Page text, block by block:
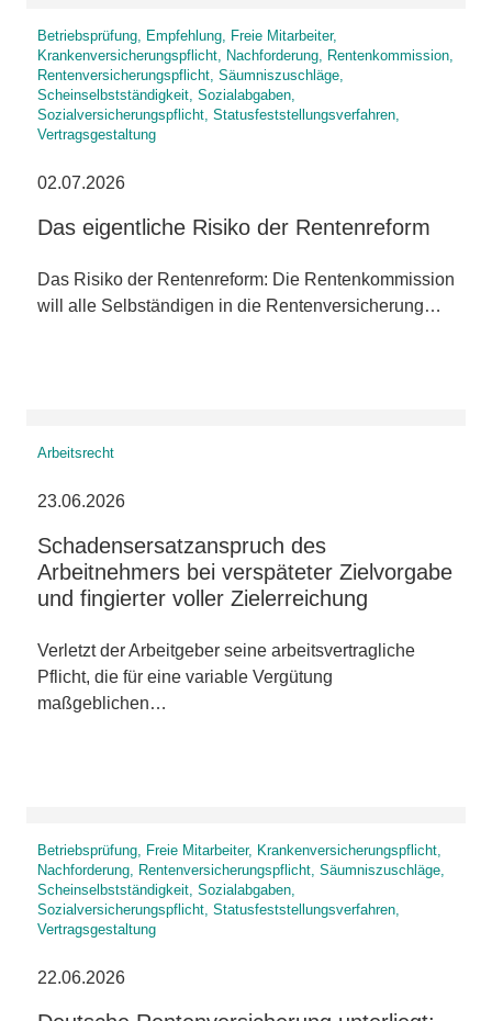
Betriebsprüfung, Empfehlung, Freie Mitarbeiter,
Krankenversicherungspflicht, Nachforderung, Rentenkommission,
Rentenversicherungspflicht, Säumniszuschläge,
Scheinselbstständigkeit, Sozialabgaben,
Sozialversicherungspflicht, Statusfeststellungsverfahren,
Vertragsgestaltung
02.07.2026
Das eigentliche Risiko der Rentenreform
Das Risiko der Rentenreform: Die Rentenkommission
will alle Selbständigen in die Rentenversicherung…
Arbeitsrecht
23.06.2026
Schadensersatzanspruch des
Arbeitnehmers bei verspäteter Zielvorgabe
und fingierter voller Zielerreichung
Verletzt der Arbeitgeber seine arbeitsvertragliche
Pflicht, die für eine variable Vergütung
maßgeblichen…
Betriebsprüfung, Freie Mitarbeiter, Krankenversicherungspflicht,
Nachforderung, Rentenversicherungspflicht, Säumniszuschläge,
Scheinselbstständigkeit, Sozialabgaben,
Sozialversicherungspflicht, Statusfeststellungsverfahren,
Vertragsgestaltung
22.06.2026